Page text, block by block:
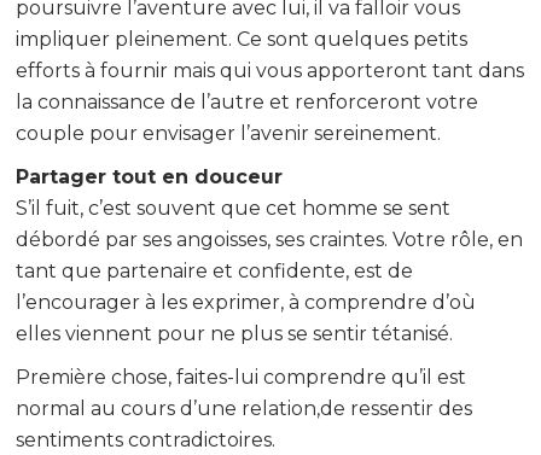
poursuivre l’aventure avec lui, il va falloir vous
impliquer pleinement. Ce sont quelques petits
efforts à fournir mais qui vous apporteront tant dans
la connaissance de l’autre et renforceront votre
couple pour envisager l’avenir sereinement.
Partager tout en douceur
S’il fuit, c’est souvent que cet homme se sent
débordé par ses angoisses, ses craintes. Votre rôle, en
tant que partenaire et confidente, est de
l’encourager à les exprimer, à comprendre d’où
elles viennent pour ne plus se sentir tétanisé.
Première chose, faites-lui comprendre qu’il est
normal au cours d’une relation,de ressentir des
sentiments contradictoires.